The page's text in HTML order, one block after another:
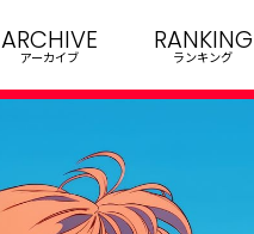
ARCHIVE
アーカイブ
RANKING
ランキング